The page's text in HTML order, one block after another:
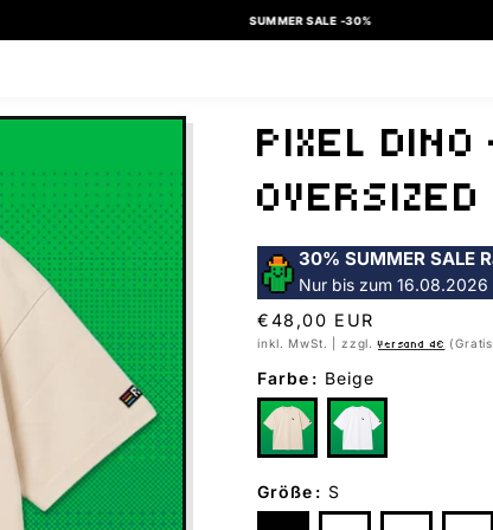
SUMMER SALE -30%
PIXEL
30% SUMMER SALE
Nur bis zum 16.08.2026
Normaler
Preis
€48,00 EUR
inkl. MwSt. | zzgl.Versand 4€
Farbe : Beige
Größe : S